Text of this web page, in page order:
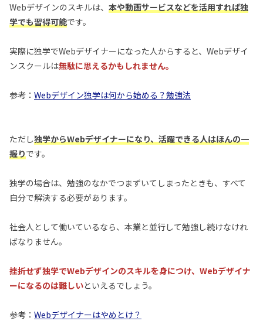
Webデザインのスキルは、 本や動画サービスなどを活用すれば独
学でも習得可能です。
実際に独学でWebデザイナーになった人からすると、Webデザイ
ンスクールは無駄に思えるかもしれません。
参考： Webデザイン独学は何から始める？勉強法
ただし独学からWebデザイナーになり、活躍できる人はほんの一
握りです。
独学の場合は、勉強のなかでつまずいてしまったときも、すべて
自分で解決する必要があります。
社会人として働いているなら、本業と並行して勉強し続けなけれ
ばなりません。
挫折せず独学でWebデザインのスキルを身につけ、Webデザイナ
ーになるのは難しいといえるでしょう。
参考： Webデザイナーはやめとけ？